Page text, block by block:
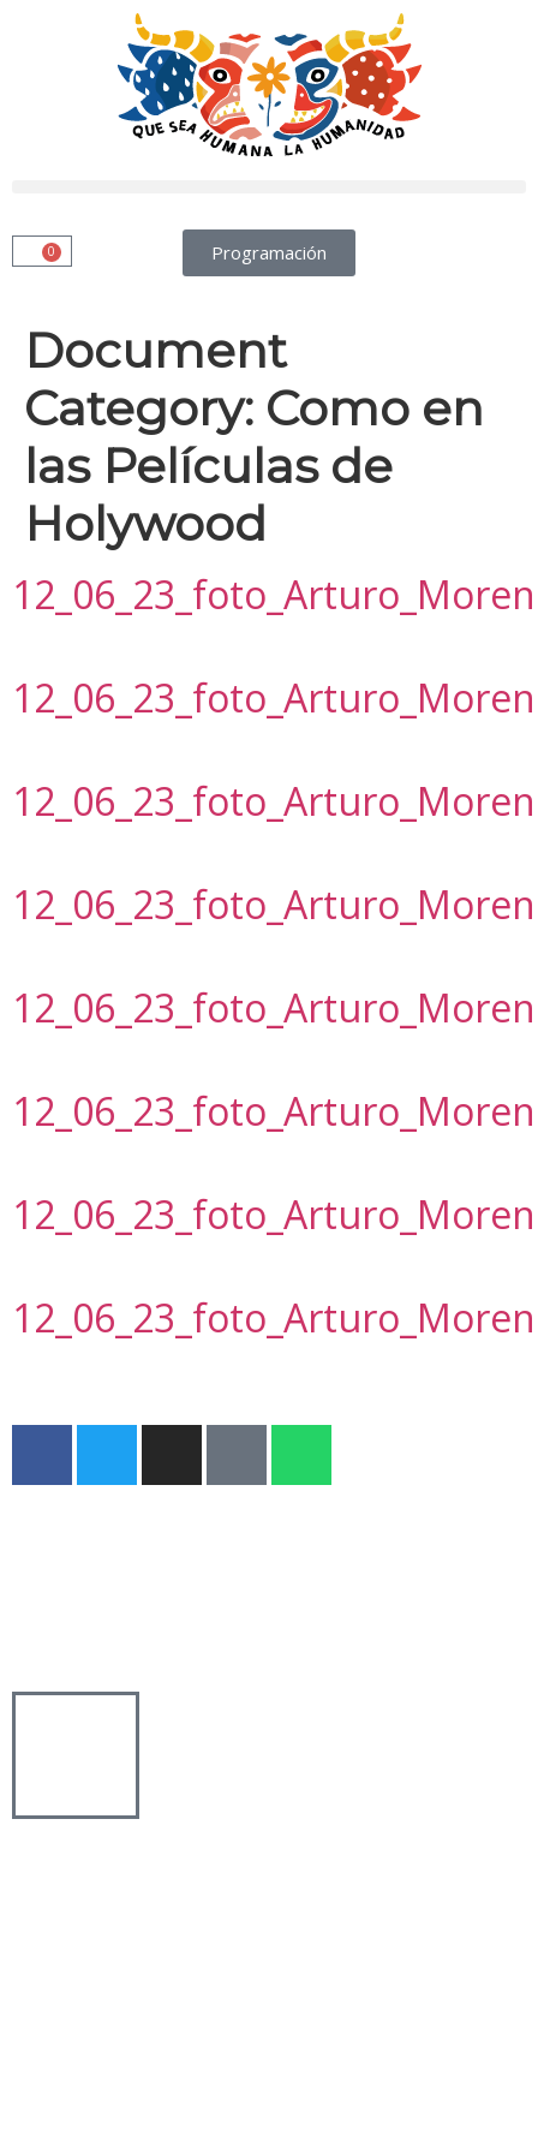
Programación
0
Document
Category: Como en
las Películas de
Holywood